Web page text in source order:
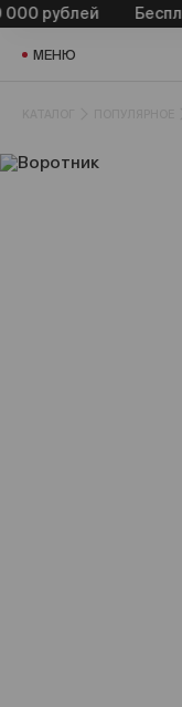
рублей
МЕНЮ